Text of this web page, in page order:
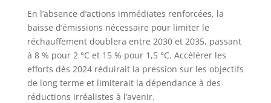
En l’absence d’actions immédiates renforcées, la
baisse d’émissions nécessaire pour limiter le
réchauffement doublera entre 2030 et 2035, passant
à 8 % pour 2 °C et 15 % pour 1,5 °C. Accélérer les
efforts dès 2024 réduirait la pression sur les objectifs
de long terme et limiterait la dépendance à des
réductions irréalistes à l’avenir.